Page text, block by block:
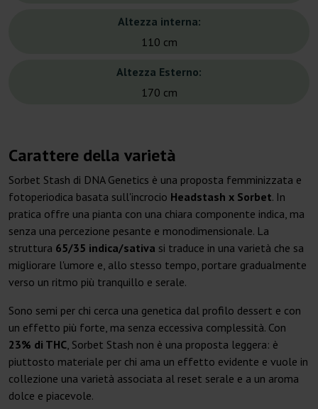
Altezza interna:
110 cm
Altezza Esterno:
170 cm
Carattere della varietà
Sorbet Stash di DNA Genetics è una proposta femminizzata e
fotoperiodica basata sull'incrocio Headstash x Sorbet. In
pratica offre una pianta con una chiara componente indica, ma
senza una percezione pesante e monodimensionale. La
struttura 65/35 indica/sativa si traduce in una varietà che sa
migliorare l'umore e, allo stesso tempo, portare gradualmente
verso un ritmo più tranquillo e serale.
Sono semi per chi cerca una genetica dal profilo dessert e con
un effetto più forte, ma senza eccessiva complessità. Con
23% di THC, Sorbet Stash non è una proposta leggera: è
piuttosto materiale per chi ama un effetto evidente e vuole in
collezione una varietà associata al reset serale e a un aroma
dolce e piacevole.